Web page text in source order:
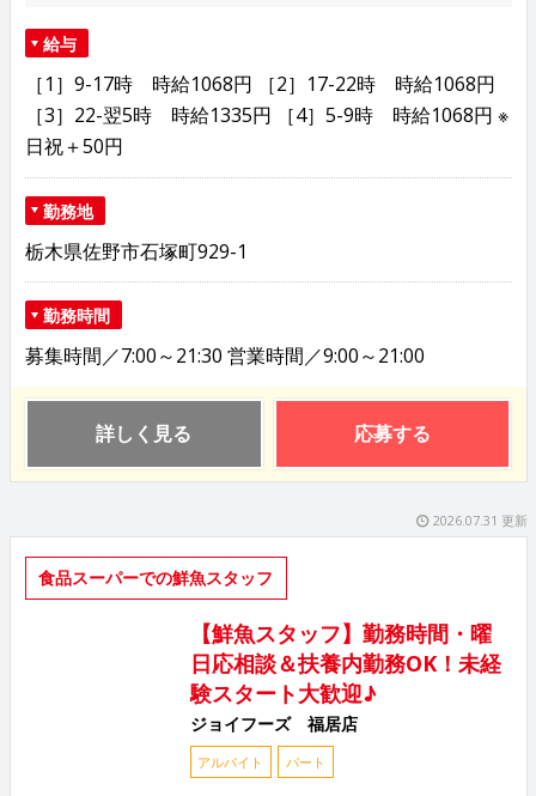
給与
［1］9-17時 時給1068円 ［2］17-22時 時給1068円
［3］22-翌5時 時給1335円 ［4］5-9時 時給1068円 ※
日祝＋50円
勤務地
栃木県佐野市石塚町929-1
勤務時間
募集時間／7:00～21:30 営業時間／9:00～21:00
詳しく見る 応募する
2026.07.31 更新
食品スーパーでの鮮魚スタッフ
【鮮魚スタッフ】勤務時間・曜
日応相談＆扶養内勤務OK！未経
験スタート大歓迎♪
ジョイフーズ 福居店
アルバイト パート